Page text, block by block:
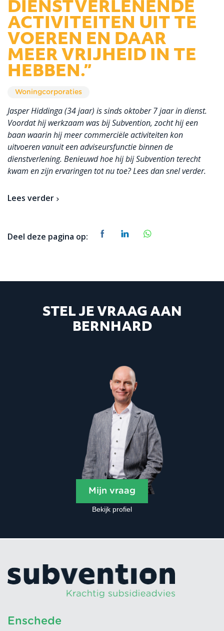
DIENSTVERLENENDE
ACTIVITEITEN UIT TE
VOEREN EN DAAR
MEER VRIJHEID IN TE
HEBBEN.”
Woningcorporaties
Jasper Hiddinga (34 jaar) is sinds oktober 7 jaar in dienst.
Voordat hij werkzaam was bij Subvention, zocht hij een
baan waarin hij meer commerciële activiteiten kon
uitvoeren vanuit een adviseursfunctie binnen de
dienstverlening. Benieuwd hoe hij bij Subvention terecht
kwam en zijn ervaringen tot nu toe? Lees dan snel verder.
Lees verder
Deel deze pagina op:
STEL JE VRAAG AAN
BERNHARD
Mijn vraag
Bekijk profiel
Enschede